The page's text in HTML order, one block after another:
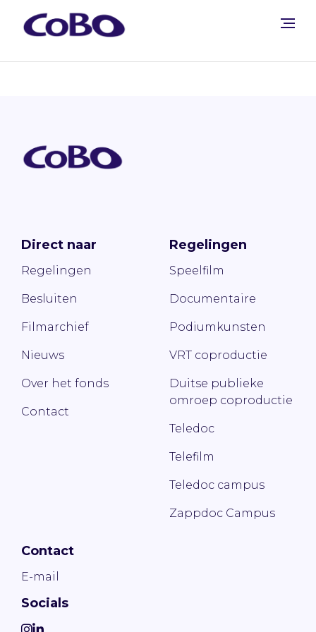
Direct naar
Regelingen
Besluiten
Filmarchief
Nieuws
Over het fonds
Contact
Regelingen
Speelfilm
Documentaire
Podiumkunsten
VRT coproductie
Duitse publieke
omroep coproductie
Teledoc
Telefilm
Teledoc campus
Zappdoc Campus
Contact
E-mail
Socials